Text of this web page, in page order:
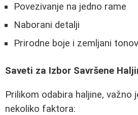
Povezivanje na jedno rame
Naborani detalji
Prirodne boje i zemljani
Saveti za Izbor Savršene
Prilikom odabira haljine, važno
nekoliko faktora: